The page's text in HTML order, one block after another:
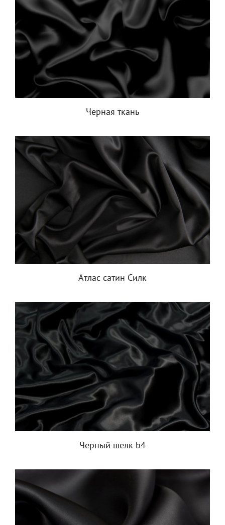
Черная ткань
Атлас сатин Силк
Черный шелк b4